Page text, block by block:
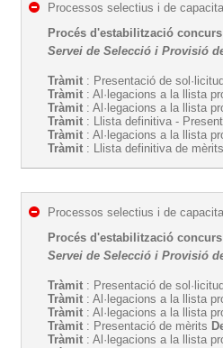
Processos selectius i de
Procés d'estabilització
Servei de Selecció i Provisió
Tràmit : Presentació de
Tràmit : Al·legacions a la llista
Tràmit : Al·legacions a la llista
Tràmit : Llista definitiva -
Tràmit : Al·legacions a la llista
Tràmit : Llista definitiva de
Processos selectius i de
Procés d'estabilització
Servei de Selecció i Provisió
Tràmit : Presentació de
Tràmit : Al·legacions a la llista
Tràmit : Al·legacions a la llista
Tràmit : Presentació de mèrits
Tràmit : Al·legacions a la llista